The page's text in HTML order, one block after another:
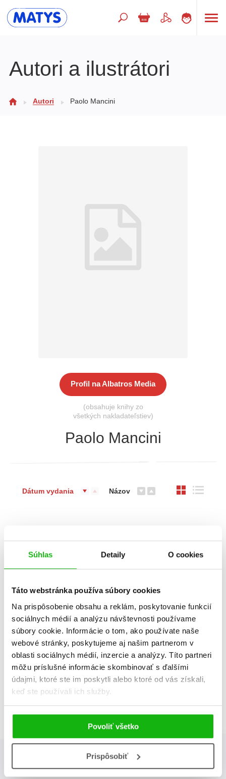
Súhlas Detaily O cookies
Táto webstránka používa súbory cookies
Na prispôsobenie obsahu a reklám, poskytovanie funkcií
sociálnych médií a analýzu návštevnosti používame
súbory cookie. Informácie o tom, ako používate naše
webové stránky, poskytujeme aj našim partnerom v
oblasti sociálnych médií, inzercie a analýzy. Títo partneri
môžu príslušné informácie skombinovať s ďalšími
údajmi, ktoré ste im poskytli alebo ktoré od vás získali,
keď ste používali ich služby.
Povoliť všetko
Prispôsobiť
Doplnkový sortiment
Všetky kategórie
Autori a ilustrátori
Autori Paolo Mancini
Profil na Albatros Media
(obsahuje knihy zo
všetkých nakladateľstiev)
Paolo Mancini
Dátum vydania Názov
%
Čo sa skrýva pod...?
Paolo Mancini
Celkom kníh:1
1
Albatros Media newsletter